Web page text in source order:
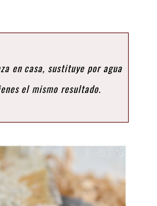
en casa, sustituye por agua
el mismo resultado.